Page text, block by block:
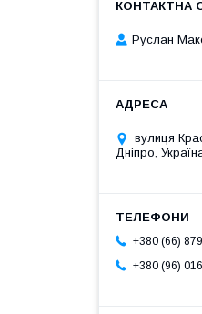
Руслан
вулиця
Дніпро,
+380 (66)
+380 (96)